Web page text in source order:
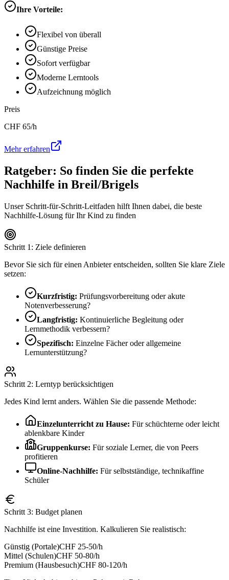
Ihre Vorteile:
Flexibel von überall
Günstige Preise
Sofort verfügbar
Moderne Lerntools
Aufzeichnung möglich
Preis
CHF 65/h
Mehr erfahren
Ratgeber: So finden Sie die perfekte
Nachhilfe in Breil/Brigels
Unser Schritt-für-Schritt-Leitfaden hilft Ihnen dabei, die beste
Nachhilfe-Lösung für Ihr Kind zu finden
Schritt 1: Ziele definieren
Bevor Sie sich für einen Anbieter entscheiden, sollten Sie klare Ziele
setzen:
Kurzfristig: Prüfungsvorbereitung oder akute
Notenverbesserung?
Langfristig: Kontinuierliche Begleitung oder
Lernmethodik verbessern?
Spezifisch: Einzelne Fächer oder allgemeine
Lernunterstützung?
Schritt 2: Lerntyp berücksichtigen
Jedes Kind lernt anders. Wählen Sie die passende Methode:
Einzelunterricht zu Hause: Für schüchterne oder leicht
ablenkbare Kinder
Gruppenkurse: Für soziale Lerner, die von Peers
profitieren
Online-Nachhilfe: Für selbstständige, technikaffine
Schüler
Schritt 3: Budget planen
Nachhilfe ist eine Investition. Kalkulieren Sie realistisch:
Günstig (Portale)CHF 25-50/h
Mittel (Schulen)CHF 50-80/h
Premium (Hausbesuch)CHF 80-120/h